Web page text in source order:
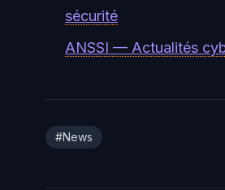
sécurité
ANSSI — Actualités
#News